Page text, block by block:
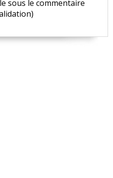
sous le commentaire